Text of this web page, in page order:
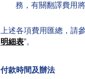
務，有關翻譯費用
上述各項費用匯總，請
明細表”。
付款時間及辦法